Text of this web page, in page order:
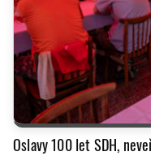
Oslavy 100 let SDH,